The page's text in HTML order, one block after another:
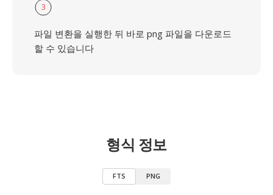
3
파일 변환을 실행한 뒤 바로 png 파일을 다운로드
할 수 있습니다
형식 정보
FTS PNG